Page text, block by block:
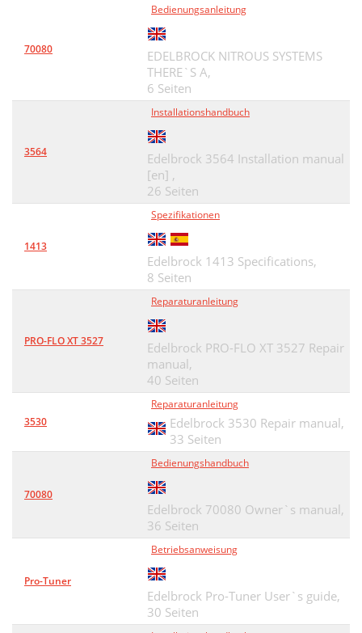
70080
Bedienungsanleitung
EDELBROCK NITROUS SYSTEMS
THERE`S A,
6 Seiten
3564
Installationshandbuch
Edelbrock 3564 Installation manual
[en] ,
26 Seiten
1413
Spezifikationen
Edelbrock 1413 Specifications,
8 Seiten
PRO-FLO XT 3527
Reparaturanleitung
Edelbrock PRO-FLO XT 3527 Repair
manual,
40 Seiten
3530
Reparaturanleitung
Edelbrock 3530 Repair manual,
33 Seiten
70080
Bedienungshandbuch
Edelbrock 70080 Owner`s manual,
36 Seiten
Pro-Tuner
Betriebsanweisung
Edelbrock Pro-Tuner User`s guide,
30 Seiten